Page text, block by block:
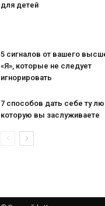
для детей
5 сигналов от вашего
«Я», которые не следует
игнорировать
7 способов дать себе ту
которую вы заслуживаете